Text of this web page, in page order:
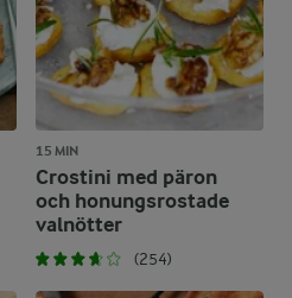
15 MIN
Crostini med päron
och honungsrostade
valnötter
(254)